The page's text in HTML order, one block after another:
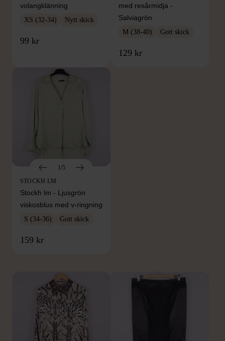
volangklänning
XS (32-34) Nytt skick
99 kr
med resårmidja -
Salviagrön
M (38-40) Gott skick
129 kr
1/5
STOCKH LM
Stockh lm - Ljusgrön
viskosblus med v-ringning
S (34-36) Gott skick
159 kr
FRÅN SAMMA VARUMÄRKE